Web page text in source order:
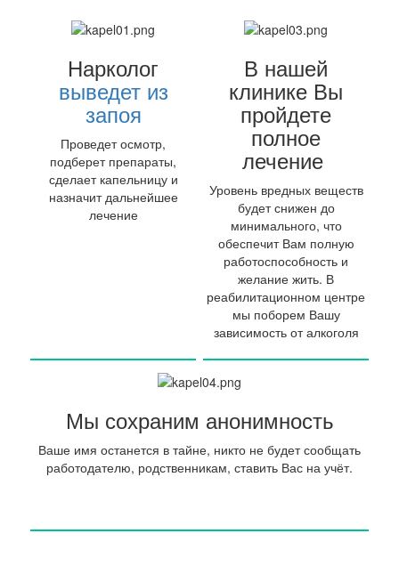
Нарколог
выведет из
запоя
Проведет осмотр,
подберет препараты,
сделает капельницу и
назначит дальнейшее
лечение
В нашей
клинике Вы
пройдете
полное
лечение
Уровень вредных веществ
будет снижен до
минимального, что
обеспечит Вам полную
работоспособность и
желание жить. В
реабилитационном центре
мы поборем Вашу
зависимость от алкоголя
Мы сохраним анонимность
Ваше имя останется в тайне, никто не будет сообщать
работодателю, родственникам, ставить Вас на учёт.